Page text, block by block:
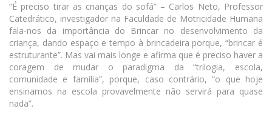
“É preciso tirar as crianças do sofá” – Carlos Neto, Professor
Catedrático, investigador na Faculdade de Motricidade Humana
fala-nos da importância do Brincar no desenvolvimento da
criança, dando espaço e tempo à brincadeira porque, “brincar é
estruturante”. Mas vai mais longe e afirma que é preciso haver a
coragem de mudar o paradigma da “trilogia, escola,
comunidade e família”, porque, caso contrário, “o que hoje
ensinamos na escola provavelmente não servirá para quase
nada”.